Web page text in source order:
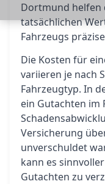
Dortmund helfen
tatsächlichen
Fahrzeugs
Die Kosten für
variieren je nach
Fahrzeugtyp. In
ein Gutachten im
Versicherung
unverschuldet
kann es
Gutachten zu